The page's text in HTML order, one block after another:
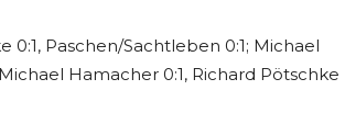
0:1, Paschen/Sachtleben 0:1; Michael
Hamacher 0:1, Richard Pötschke